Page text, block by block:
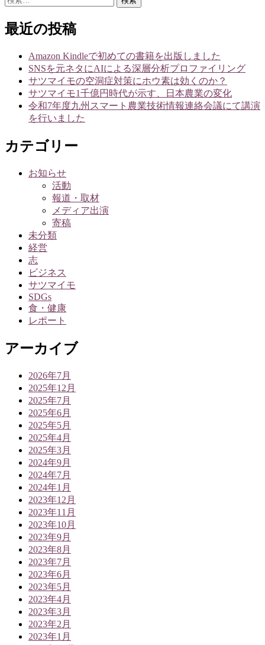
ー
最近の投稿
Amazon Kindleで初めての書籍を出版しました
SNSを元ネタにAIによる深層分析プロファイリング
サツマイモの空洞症対策にホウ素は効くのか？
サツマイモ1千億円時代が示す、日本農業の変化
令和7年度九州スマート農業技術情報連絡会議にて講演
を行いました
カテゴリー
お知らせ
活動
報道・取材
メディア出演
寄稿
未分類
経営
志
ビジネス
サツマイモ
SDGs
食・健康
レポート
アーカイブ
2026年7月
2025年12月
2025年7月
2025年6月
2025年5月
2025年4月
2025年3月
2024年9月
2024年7月
2024年1月
2023年12月
2023年11月
2023年10月
2023年9月
2023年8月
2023年7月
2023年6月
2023年5月
2023年4月
2023年3月
2023年2月
2023年1月